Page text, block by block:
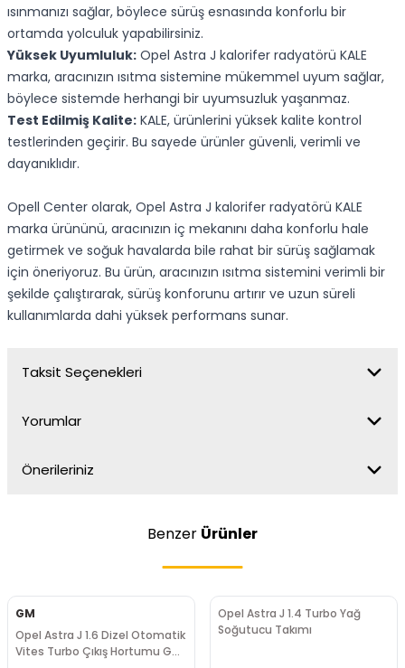
ısınmanızı sağlar, böylece sürüş esnasında konforlu bir
ortamda yolculuk yapabilirsiniz.
Yüksek Uyumluluk: Opel Astra J kalorifer radyatörü KALE
marka, aracınızın ısıtma sistemine mükemmel uyum sağlar,
böylece sistemde herhangi bir uyumsuzluk yaşanmaz.
Test Edilmiş Kalite: KALE, ürünlerini yüksek kalite kontrol
testlerinden geçirir. Bu sayede ürünler güvenli, verimli ve
dayanıklıdır.
Opell Center olarak, Opel Astra J kalorifer radyatörü KALE
marka ürününü, aracınızın iç mekanını daha konforlu hale
getirmek ve soğuk havalarda bile rahat bir sürüş sağlamak
için öneriyoruz. Bu ürün, aracınızın ısıtma sistemini verimli bir
şekilde çalıştırarak, sürüş konforunu artırır ve uzun süreli
kullanımlarda dahi yüksek performans sunar.
Taksit Seçenekleri
Yorumlar
Önerileriniz
Benzer Ürünler
GM
Opel Astra J 1.6 Dizel Otomatik
Vites Turbo Çıkış Hortumu GM
Opel Astra J 1.4 Turbo Yağ
Soğutucu Takımı